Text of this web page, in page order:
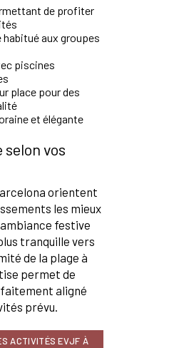
de profiter
aux groupes
piscines
place pour des
et élégante
vos
orientent
les mieux
festive
tranquille vers
de la plage à
permet de
aligné
prévu.
ACTIVITÉS EVJF À